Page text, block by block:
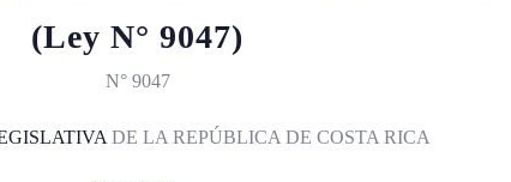
(Ley N° 9047)
N° 9047
DE LA REPÚBLICA DE COSTA RICA